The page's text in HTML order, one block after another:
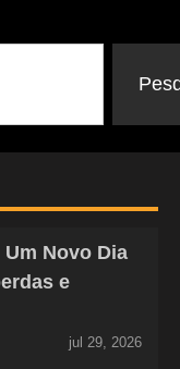
Novo Dia
e
jul 29, 2026